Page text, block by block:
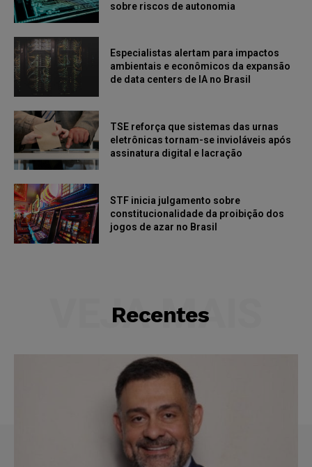
sobre riscos de autonomia
Especialistas alertam para impactos
ambientais e econômicos da expansão
de data centers de IA no Brasil
TSE reforça que sistemas das urnas
eletrônicas tornam-se invioláveis após
assinatura digital e lacração
STF inicia julgamento sobre
constitucionalidade da proibição dos
jogos de azar no Brasil
Recentes
VEJA MAIS